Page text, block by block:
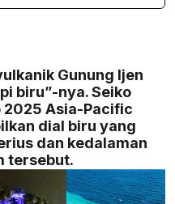
Gunung Ijen
biru”-nya. Seiko
2025 Asia-Pacific
dial biru yang
dan kedalaman
tersebut.